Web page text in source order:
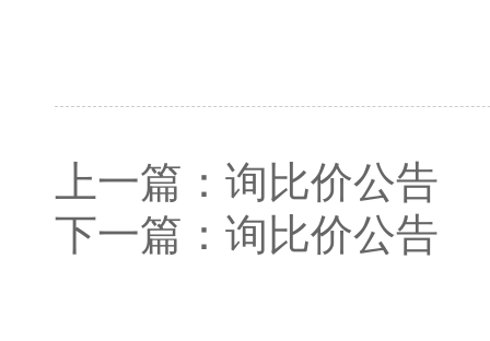
上一篇： 询比价公告
下一篇： 询比价公告